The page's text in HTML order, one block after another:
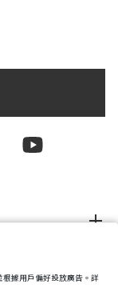
據用戶偏好投放廣告。詳